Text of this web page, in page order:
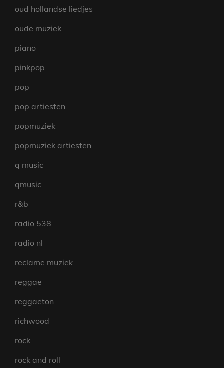
oud hollandse liedjes
oude muziek
piano
pinkpop
pop
pop artiesten
popmuziek
popmuziek artiesten
q music
qmusic
r&b
radio 538
radio nl
reclame muziek
reggae
reggaeton
richwood
rock
rock and roll